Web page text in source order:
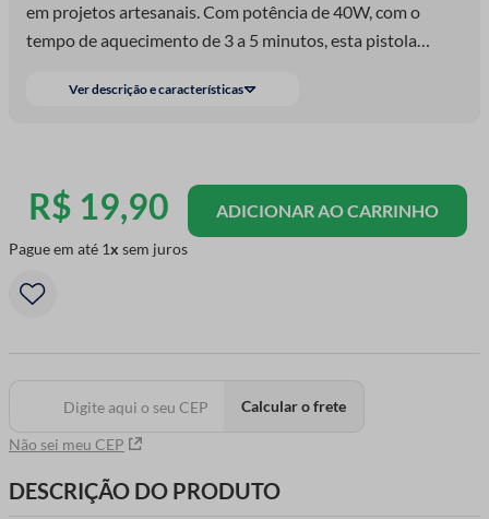
em projetos artesanais. Com potência de 40W, com o
tempo de aquecimento de 3 a 5 minutos, esta pistola
Ver descrição e características
R$ 19,90
Pague em até 1 sem juros
ADICIONAR AO CARRINHO
Não sei meu CEP
Calcular o frete
DESCRIÇÃO DO PRODUTO